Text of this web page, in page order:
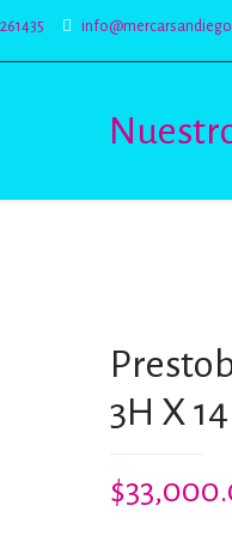
3H X
$